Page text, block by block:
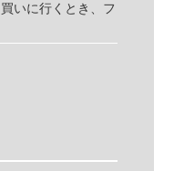
いに行くとき、フ